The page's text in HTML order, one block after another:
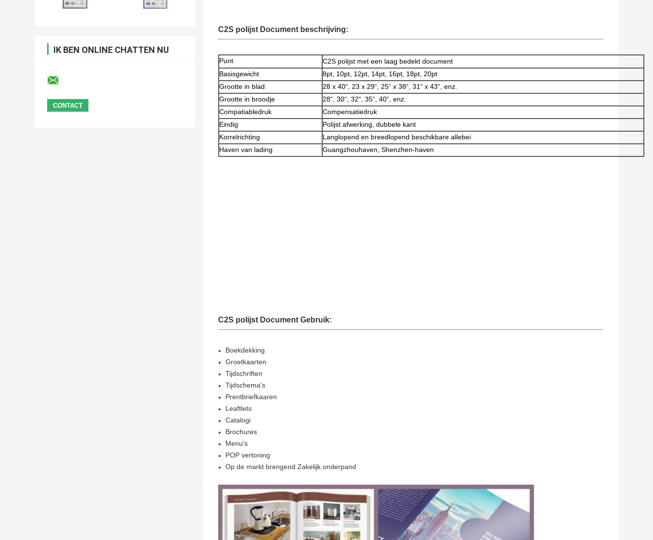
IK BEN ONLINE CHATTEN NU
C2S polijst Document beschrijving:
Punt
C2S polijst met een laag bedekt document
Basisgewicht
8pt, 10pt, 12pt, 14pt, 16pt, 18pt, 20pt
Grootte in blad
28 x 40“, 23 x 29“, 25“ x 38“, 31“ x 43“, enz.
Grootte in broodje
28“, 30“, 32“, 35“, 40“, enz.
Compatiabledruk
Compensatiedruk
Eindig
Polijst afwerking, dubbele kant
Korrelrichting
Langlopend en breedlopend beschikbare allebei
Haven van lading
Guangzhouhaven, Shenzhen-haven
C2S polijst Document Gebruik:
Boekdekking
Groetkaarten
Tijdschriften
Tijdschema's
Prentbriefkaaren
Leaftlets
Catalogi
Brochures
Menu's
POP vertoning
Op de markt brengend Zakelijk onderpand